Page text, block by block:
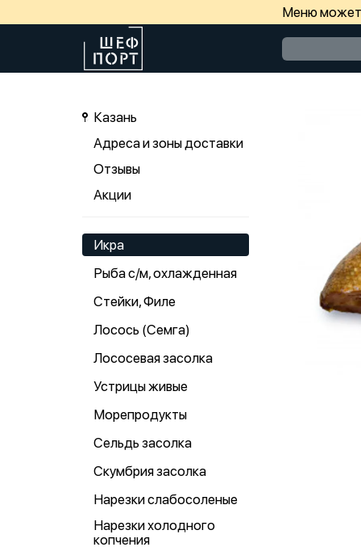
Меню может
Казань
Адреса и зоны доставки
Отзывы
Акции
Икра
Рыба с/м, охлажденная
Стейки, Филе
Лосось (Семга)
Лососевая засолка
Устрицы живые
Морепродукты
Сельдь засолка
Скумбрия засолка
Нарезки слабосоленые
Нарезки холодного
копчения